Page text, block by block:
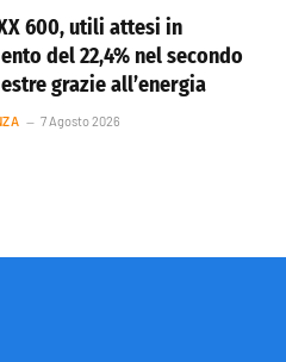
600, utili attesi in
del 22,4% nel secondo
grazie all’energia
7 Agosto 2026